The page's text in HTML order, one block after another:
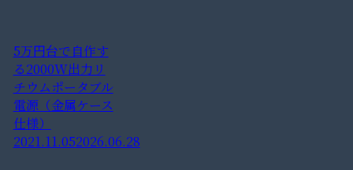
5万円台で自作す
る2000W出力リ
チウムポータブル
電源（金属ケース
仕様）
2021.11.052026.06.28